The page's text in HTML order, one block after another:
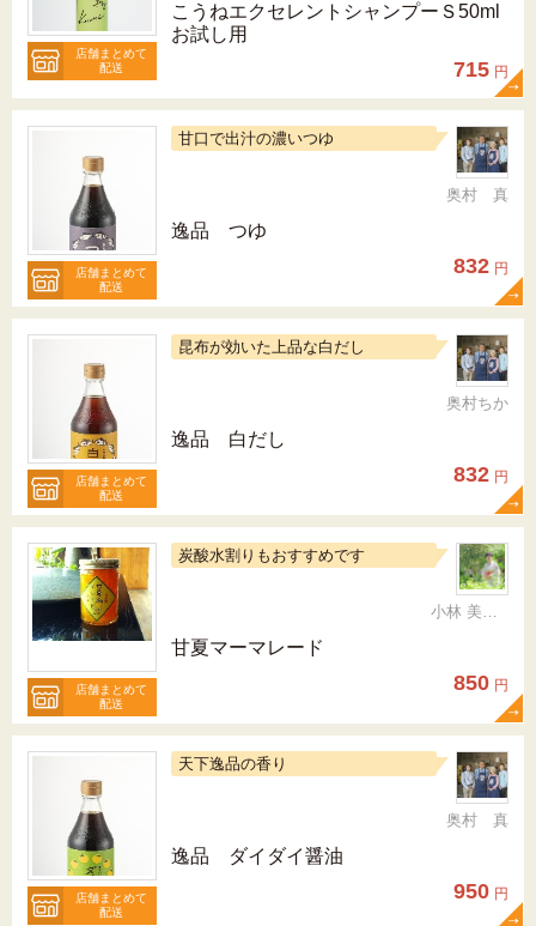
店舗まとめて
配送
こうねエクセレントシャンプーＳ50ml
お試し用
715 円
店舗まとめて
配送
甘口で出汁の濃いつゆ
奥村 真
逸品 つゆ
832 円
店舗まとめて
配送
昆布が効いた上品な白だし
奥村ちか
逸品 白だし
832 円
店舗まとめて
配送
炭酸水割りもおすすめです
小林 美智代
甘夏マーマレード
850 円
店舗まとめて
配送
天下逸品の香り
奥村 真
逸品 ダイダイ醤油
950 円